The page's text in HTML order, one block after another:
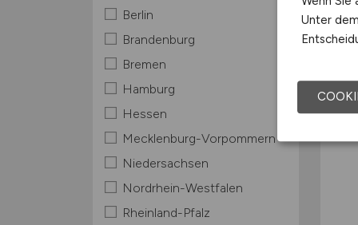
Berlin
Brandenburg
Bremen
Hamburg
Hessen
Mecklenburg-Vorpommern
Niedersachsen
Nordrhein-Westfalen
Rheinland-Pfalz
Unter